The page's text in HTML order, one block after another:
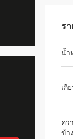
ร
น้ำ
เกี
คว
ข้าง